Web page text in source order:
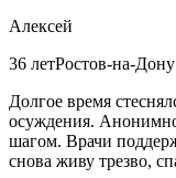
Алексей
36 летРостов-на-Дону
Долгое время
осуждения.
шагом. Врачи
снова живу трезво,